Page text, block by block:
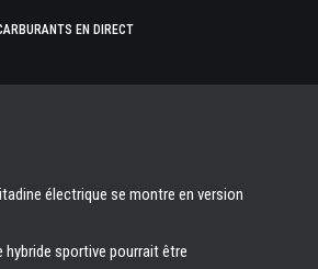
EN DIRECT
électrique se montre en version
hybride sportive pourrait être